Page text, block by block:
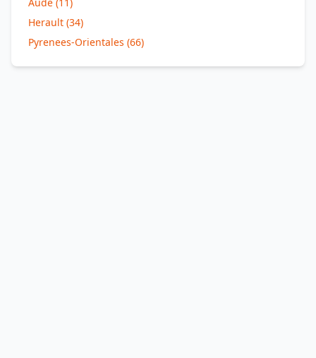
Herault (34)
Pyrenees-Orientales (66)